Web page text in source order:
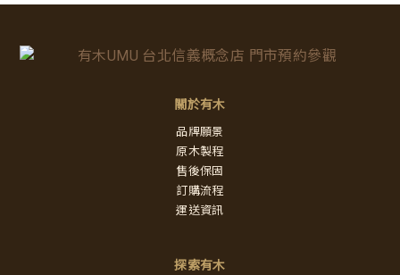
關於有木
品牌願景
原木製程
售後保固
訂購流程
運送資訊
探索有木